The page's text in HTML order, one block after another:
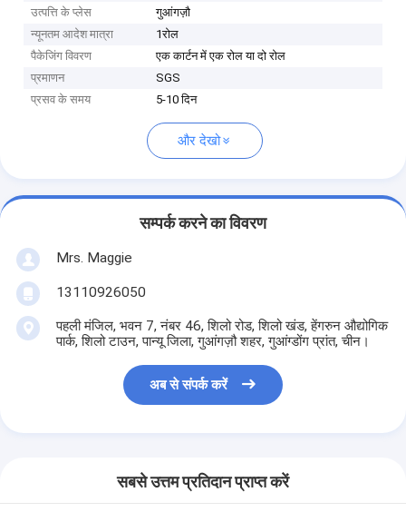
उत्पत्ति के प्लेस
गुआंगज़ौ
न्यूनतम आदेश मात्रा
1रोल
पैकेजिंग विवरण
एक कार्टन में एक रोल या दो रोल
प्रमाणन
SGS
प्रसव के समय
5-10 दिन
और देखो
सम्पर्क करने का विवरण
Mrs. Maggie
13110926050
पहली मंजिल, भवन 7, नंबर 46, शिलो रोड, शिलो खंड, हेंगरुन औद्योगिक
पार्क, शिलो टाउन, पान्यू जिला, गुआंगज़ौ शहर, गुआंग्डोंग प्रांत, चीन।
अब से संपर्क करें
सबसे उत्तम प्रतिदान प्राप्त करें